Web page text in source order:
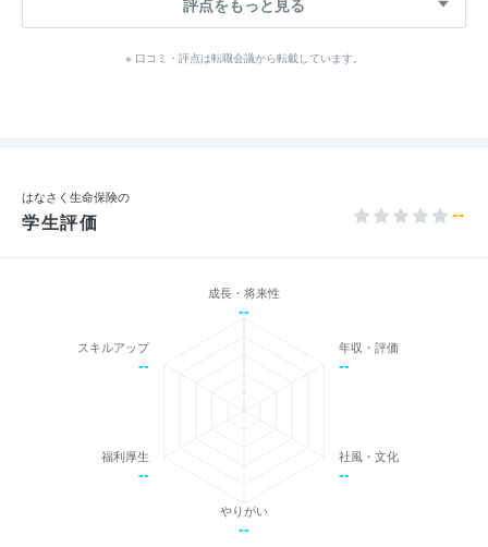
評点をもっと見る
※ 口コミ・評点は転職会議から転載しています。
はなさく生命保険の
学生評価 --
成長・将来性
--
年収・評価
--
社風・文化
--
やりがい
--
福利厚生
--
スキルアップ
--